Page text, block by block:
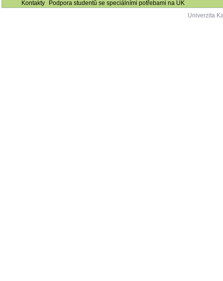
Kontakty
Podpora studentů se speciálními potřebami na UK
Univerzita